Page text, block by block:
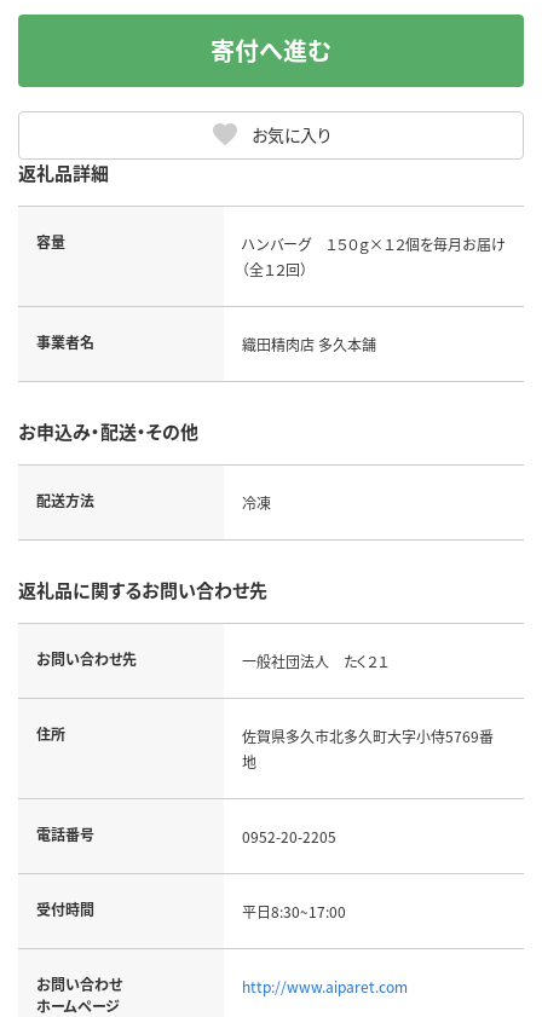
お気に入り
寄付へ進む
返礼品詳細
容量
ハンバーグ １５０ｇ×１２個を毎月お届け
（全１２回）
事業者名 織田精肉店 多久本舗
お申込み・配送・その他
配送方法 冷凍
返礼品に関するお問い合わせ先
お問い合わせ先 一般社団法人 たく２１
住所
佐賀県多久市北多久町大字小侍5769番
地
電話番号 0952-20-2205
受付時間 平日8:30~17:00
お問い合わせ
ホームページ
http://www.aiparet.com